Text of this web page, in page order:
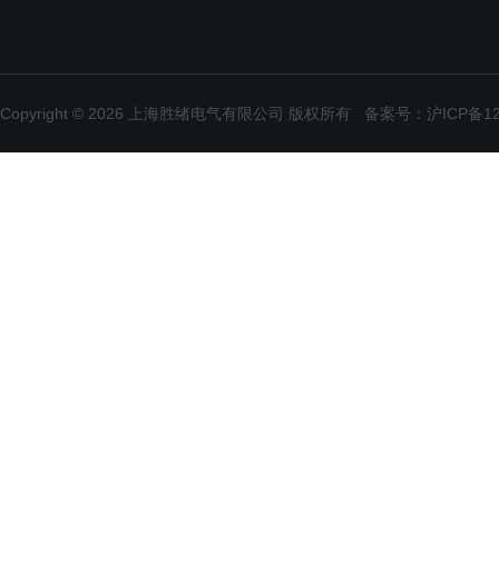
Copyright © 2026 上海胜绪电气有限公司 版权所有 备案号：沪ICP备